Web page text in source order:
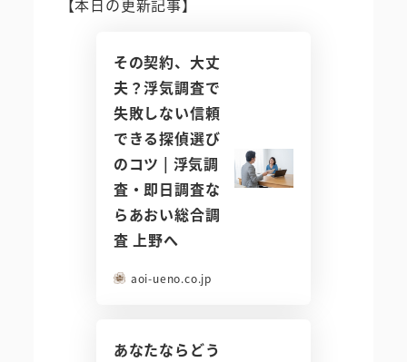
【本日の更新記事】
その契約、大丈
夫？浮気調査で
失敗しない信頼
できる探偵選び
のコツ | 浮気調
査・即日調査な
らあおい総合調
査 上野へ
aoi-ueno.co.jp
あなたならどう